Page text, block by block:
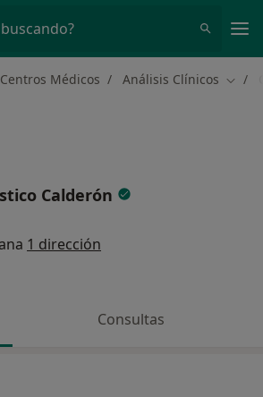
Centros Médicos Análisis Clínicos
Calderón
1 dirección
Consultas